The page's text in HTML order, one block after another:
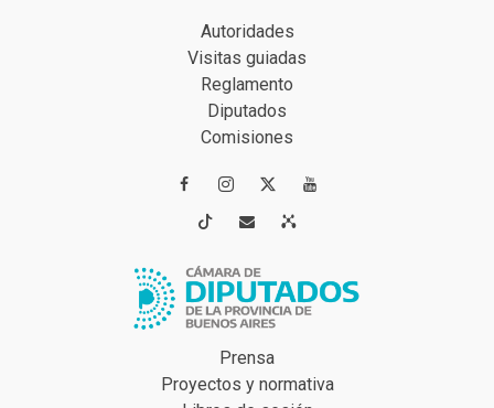
Autoridades
Visitas guiadas
Reglamento
Diputados
Comisiones
 
 
Prensa
Proyectos y normativa